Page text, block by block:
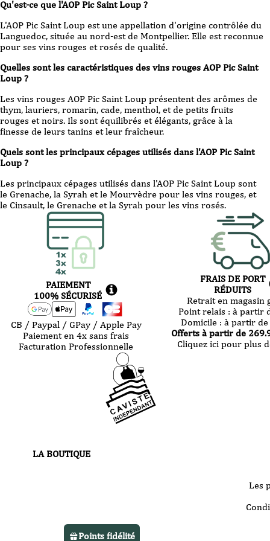
Qu'est-ce que l'AOP Pic Saint Loup ?
L'AOP Pic Saint Loup est une appellation d'origine contrôlée du
Languedoc, située au nord-est de Montpellier. Elle est reconnue
pour ses vins rouges et rosés de qualité.
Quelles sont les caractéristiques des vins rouges AOP Pic Saint
Loup ?
Les vins rouges AOP Pic Saint Loup présentent des arômes de
thym, lauriers, romarin, cade, menthol, et de petits fruits
rouges et noirs. Ils sont équilibrés et élégants, grâce à la
finesse de leurs tanins et leur fraîcheur.
Quels sont les principaux cépages utilisés dans l'AOP Pic Saint
Loup ?
Les principaux cépages utilisés dans l'AOP Pic Saint Loup sont
le Grenache, la Syrah et le Mourvèdre pour les vins rouges, et
le Cinsault, le Grenache et la Syrah pour les vins rosés.
PAIEMENT
100% SÉCURISÉ
CB / Paypal / GPay / Apple Pay
Paiement en 4x sans frais
Facturation Professionnelle
FRAIS DE PORT
RÉDUITS
Retrait en magasin
Point relais : à partir
Domicile :à partir de
Offerts à partir de
Cliquez ici pour plus
LA BOUTIQUE
de 10h à 13h
Les
Points fidélité